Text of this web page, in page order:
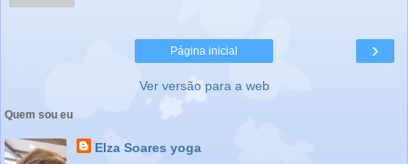
›
Página inicial
Ver versão para a web
Quem sou eu
Elza Soares yoga